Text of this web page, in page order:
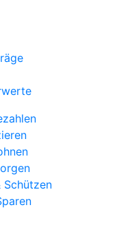
Schützen